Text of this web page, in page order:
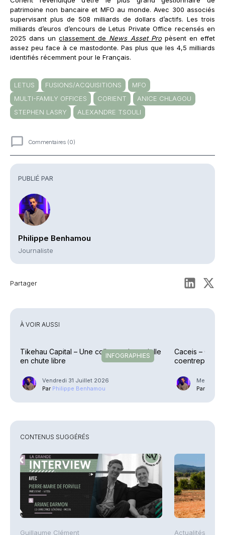
PUBLIÉ PAR
Philippe Benhamou
Journaliste
Partager
patrimoine non bancaire et MFO au monde. Avec 300 associés
supervisant plus de 508 milliards de dollars d’actifs. Les trois
milliards d’euros d’encours de Letus Private Office recensés en
2025 dans unclassement de News Asset Pro pèsent en effet
assez peu face à ce mastodonte. Pas plus que les 4,5 milliards
identifiés récemment pour le Français.
LETUS FUSIONS/ACQUISITIONS
MFO
MULTI-FAMILY OFFICES
CORIENT
ANICE CHLAGOU
STEPHEN LASRY
ALEXANDRE TSOULI
Commentaires (0)
À VOIR AUSSI
INFOGRAPHIES
Tikehau Capital – Une collecte trimestrielle
en chute libre
Vendredi 31 Juillet 2026
Par Philippe Benhamou
Caceis –
coentreprise
Mercredi
Par
CONTENUS SUGGÉRÉS
Guillaume Clément Actualités AFP